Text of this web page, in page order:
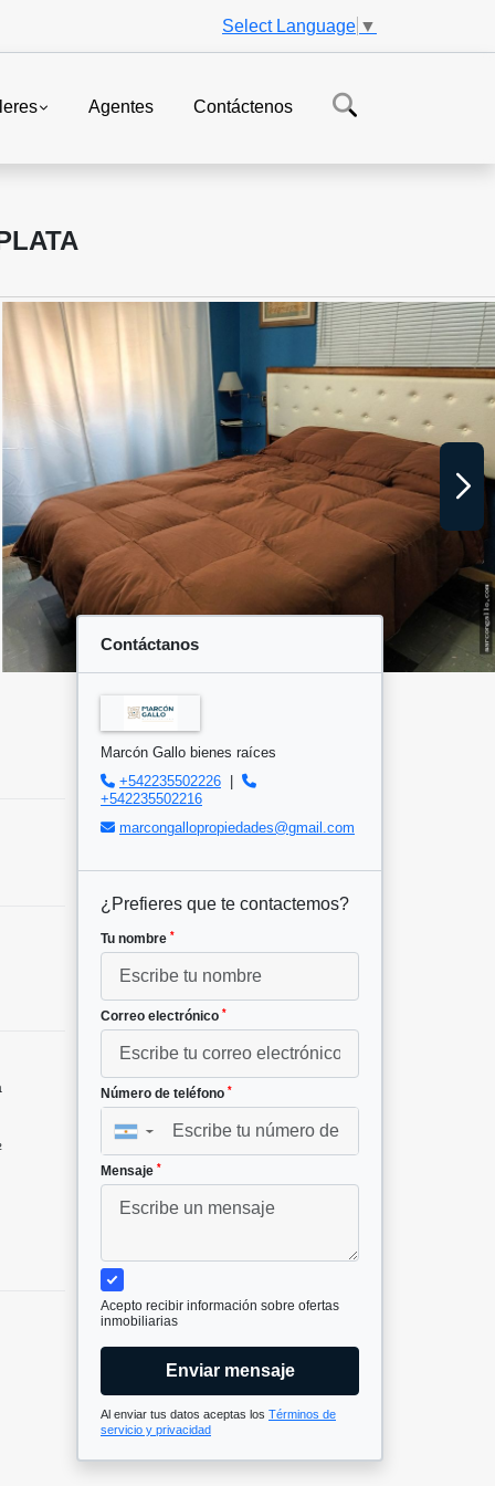
Select Language ▼
Agentes Contáctenos
Contáctanos
Marcón Gallo bienes raíces
+542235502226
+542235502216
marcongallopropiedades@gmail.com
¿Prefieres que te contactemos?
Tu nombre *
Correo electrónico *
Número de teléfono *
▼
Mensaje *
Acepto recibir información sobre ofertas
inmobiliarias
Enviar mensaje
Al enviar tus datos aceptas los Términos de
servicio y privacidad